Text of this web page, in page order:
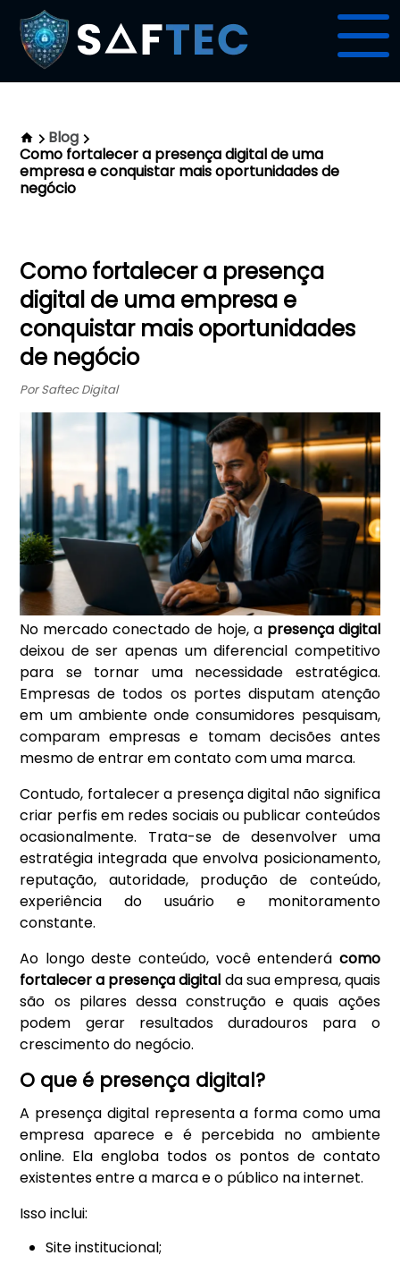
Blog
Como fortalecer a presença digital de uma
empresa e conquistar mais oportunidades de
negócio
Como fortalecer a presença
digital de uma empresa e
conquistar mais oportunidades
de negócio
Por Saftec Digital
No mercado conectado de hoje, a presença digital
deixou de ser apenas um diferencial competitivo
para se tornar uma necessidade estratégica.
Empresas de todos os portes disputam atenção
em um ambiente onde consumidores pesquisam,
comparam empresas e tomam decisões antes
mesmo de entrar em contato com uma marca.
Contudo, fortalecer a presença digital não significa
criar perfis em redes sociais ou publicar conteúdos
ocasionalmente. Trata-se de desenvolver uma
estratégia integrada que envolva posicionamento,
reputação, autoridade, produção de conteúdo,
experiência do usuário e monitoramento
constante.
Ao longo deste conteúdo, você entenderá como
fortalecer a presença digital da sua empresa, quais
são os pilares dessa construção e quais ações
podem gerar resultados duradouros para o
crescimento do negócio.
O que é presença digital?
A presença digital representa a forma como uma
empresa aparece e é percebida no ambiente
online. Ela engloba todos os pontos de contato
existentes entre a marca e o público na internet.
Isso inclui:
Site institucional;